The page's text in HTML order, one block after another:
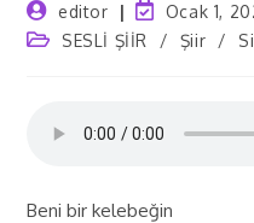
editor
Ocak 1,
SESLİ ŞİİR
/ Şiir /
Beni bir kelebeğin